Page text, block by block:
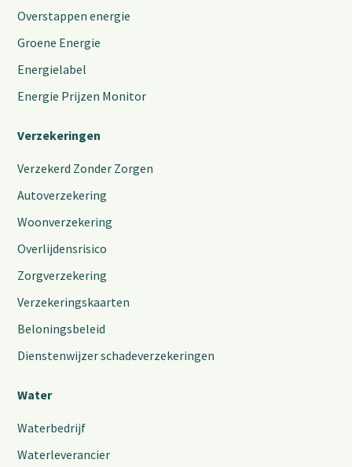
Overstappen energie
Groene Energie
Energielabel
Energie Prijzen Monitor
Verzekeringen
Verzekerd Zonder Zorgen
Autoverzekering
Woonverzekering
Overlijdensrisico
Zorgverzekering
Verzekeringskaarten
Beloningsbeleid
Dienstenwijzer schadeverzekeringen
Water
Waterbedrijf
Waterleverancier